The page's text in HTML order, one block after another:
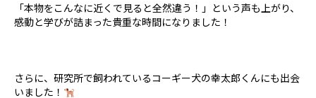
「本物をこんなに近くで見ると全然違う！」という声も上がり、
感動と学びが詰まった貴重な時間になりました！
さらに、研究所で飼われているコーギー犬の幸太郎くんにも出会
いました！